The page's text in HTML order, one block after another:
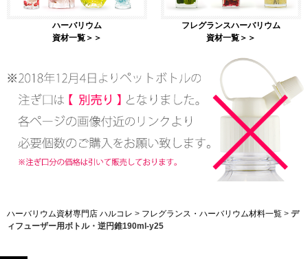
ハーバリウム
資材一覧＞＞
フレグランスハーバリウム
資材一覧＞＞
ハーバリウム資材専門店 ハルコレ > フレグランス・ハーバリウム材料一覧 > デ
ィフューザー用ボトル・逆円錐190ml-y25